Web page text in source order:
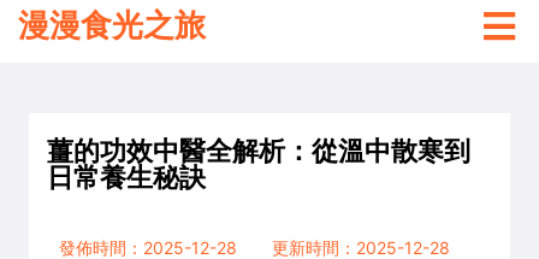
漫漫食光之旅
薑的功效中醫全解析：從溫中散寒到
日常養生秘訣
發佈時間：2025-12-28
更新時間：2025-12-28